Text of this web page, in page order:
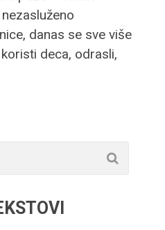
danas se sve više
deca, odrasli,